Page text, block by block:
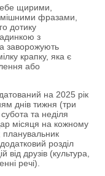
щирими,
фразами,
дотику
з
заворожують
крапку, яка є
або
на 2025 рік
днів тижня (три
субота та неділя
місяця на кожному
планувальник
розділ
друзів (культура,
речі).